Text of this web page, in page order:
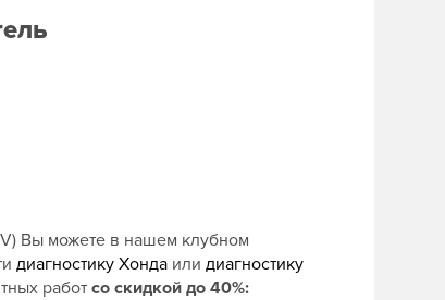
Вы можете в нашем клубном
диагностику Хонда или диагностику
работ со скидкой до 40%: